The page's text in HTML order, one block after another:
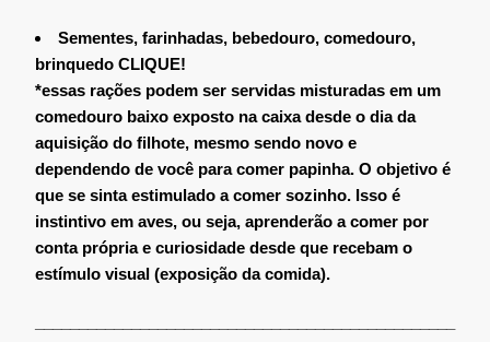
Sementes, farinhadas, bebedouro, comedouro,
brinquedo CLIQUE!
*essas rações podem ser servidas misturadas em um
comedouro baixo exposto na caixa desde o dia da
aquisição do filhote, mesmo sendo novo e
dependendo de você para comer papinha. O objetivo é
que se sinta estimulado a comer sozinho. Isso é
instintivo em aves, ou seja, aprenderão a comer por
conta própria e curiosidade desde que recebam o
estímulo visual (exposição da comida).